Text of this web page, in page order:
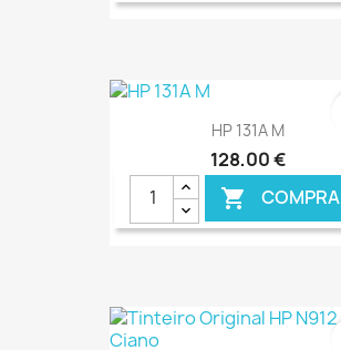
HP 131A M
128,00 €

€